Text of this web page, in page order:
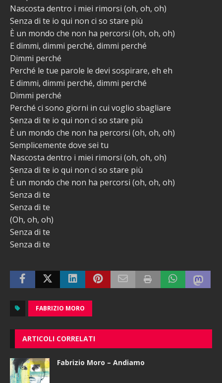
Nascosta dentro i miei rimorsi (oh, oh, oh)
Senza di te io qui non ci so stare più
È un mondo che non ha percorsi (oh, oh, oh)
E dimmi, dimmi perché, dimmi perché
Dimmi perché
Perché le tue parole le devi sospirare, eh eh
E dimmi, dimmi perché, dimmi perché
Dimmi perché
Perché ci sono giorni in cui voglio sbagliare
Senza di te io qui non ci so stare più
È un mondo che non ha percorsi (oh, oh, oh)
Semplicemente dove sei tu
Nascosta dentro i miei rimorsi (oh, oh, oh)
Senza di te io qui non ci so stare più
È un mondo che non ha percorsi (oh, oh, oh)
Senza di te
Senza di te
(Oh, oh, oh)
Senza di te
Senza di te
FABRIZIO MORO
ARTICOLI CORRELATI
Fabrizio Moro – Andiamo